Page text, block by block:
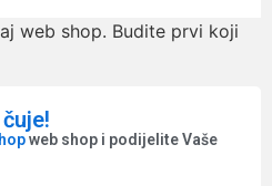
web shop. Budite prvi koji
web shop i podijelite Vaše